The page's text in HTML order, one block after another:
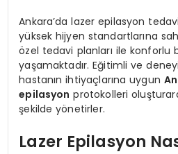
Ankara’da lazer epilasyon
yüksek hijyen standartlarına
özel tedavi planları ile konforlu
yaşamaktadır. Eğitimli ve
hastanın ihtiyaçlarına uygun
epilasyon protokolleri
şekilde yönetirler.
Lazer Epilasyon